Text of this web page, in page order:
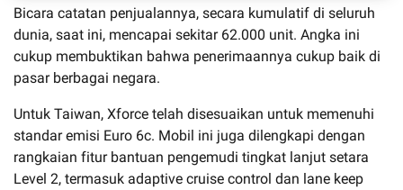
Bicara catatan penjualannya, secara kumulatif di seluruh
dunia, saat ini, mencapai sekitar 62.000 unit. Angka ini
cukup membuktikan bahwa penerimaannya cukup baik di
pasar berbagai negara.
Untuk Taiwan, Xforce telah disesuaikan untuk memenuhi
standar emisi Euro 6c. Mobil ini juga dilengkapi dengan
rangkaian fitur bantuan pengemudi tingkat lanjut setara
Level 2, termasuk adaptive cruise control dan lane keep